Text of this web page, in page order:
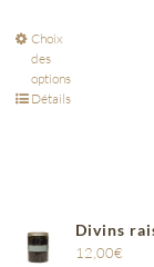
Choix
des
options
Détails
Divins
12,00€